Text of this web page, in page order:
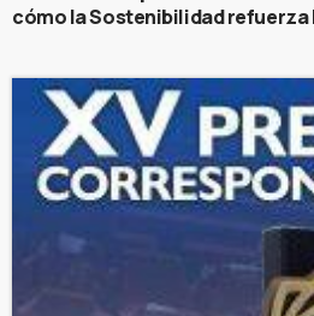
cómo la Sostenibilidad